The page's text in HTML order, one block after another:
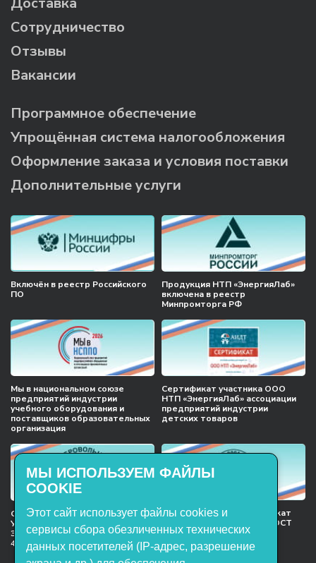
Сотрудничество
Отзывы
Вакансии
Программное обеспечение
Упрощённая система налогообложения
Оформление заказа и условия поставки
Дополнительные услуги
Включён в реестр Российского
ПО
Продукция НТП «ЭнергияЛаб»
включена в реестр
Минпромторга РФ
Мы в национальном союзе
предприятий индустрии
учебного оборудования и
поставщиков образовательных
организация
Сертификат участника ООО
НТП «ЭнергияЛаб» ассоциации
предприятий индустрии
детских товаров
Сертификат соответствия
Учебное оборудование, марки
ЭнергияЛаб ТУ 32.99.53–001–
47627947–2021 Серийный выпуск
Международный сертификат
менеджмента качества ГОСТ
ISO 9001:2015
МЫ ИСПОЛЬЗУЕМ ФАЙЛЫ
COOKIE
Этот сайт использует файлы cookies и
сервисы сбора обезличенных технических
данных посетителей (IP-адрес, разрешение